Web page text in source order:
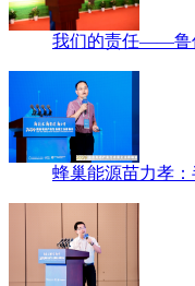
我们的责任——鲁
蜂巢能源苗力孝